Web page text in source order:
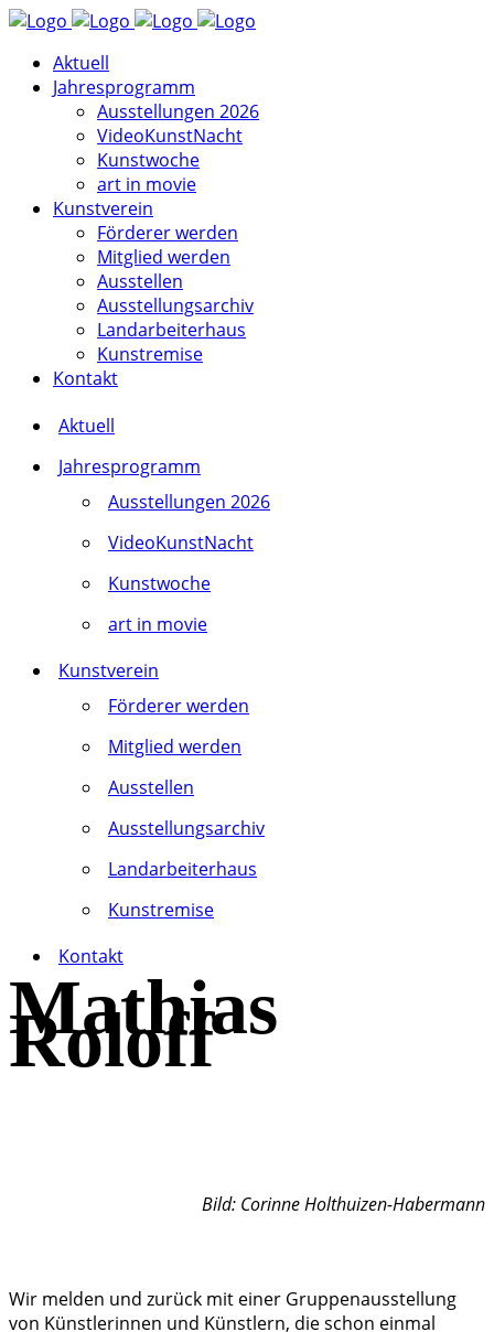
Aktuell
Jahresprogramm
Ausstellungen 2026
VideoKunstNacht
Kunstwoche
art in movie
Kunstverein
Förderer werden
Mitglied werden
Ausstellen
Ausstellungsarchiv
Landarbeiterhaus
Kunstremise
Kontakt
Aktuell
Jahresprogramm
Ausstellungen 2026
VideoKunstNacht
Kunstwoche
art in movie
Kunstverein
Förderer werden
Mitglied werden
Ausstellen
Ausstellungsarchiv
Landarbeiterhaus
Kunstremise
Kontakt
Mathias
Roloff
Bild: Corinne Holthuizen-Habermann
Wir melden und zurück mit einer Gruppenausstellung
von Künstlerinnen und Künstlern, die schon einmal